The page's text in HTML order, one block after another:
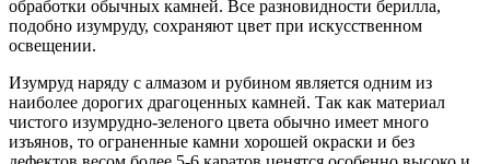
обработки обычных камней. Все разновидности берилла,
подобно изумруду, сохраняют цвет при искусственном
освещении.
Изумруд наряду с алмазом и рубином является одним из
наиболее дорогих драгоценных камней. Так как материал
чистого изумрудно-зеленого цвета обычно имеет много
изъянов, то ограненные камни хорошей окраски и без